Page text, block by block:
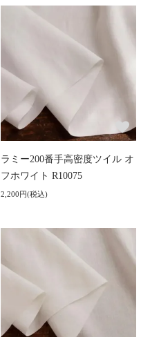
ラミー200番手高密度ツイル オ
フホワイト R10075
2,200円(税込)